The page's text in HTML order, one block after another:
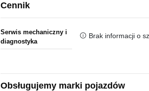
Cennik
Serwis mechaniczny i
diagnostyka
Brak informacji o
Obsługujemy marki pojazdów